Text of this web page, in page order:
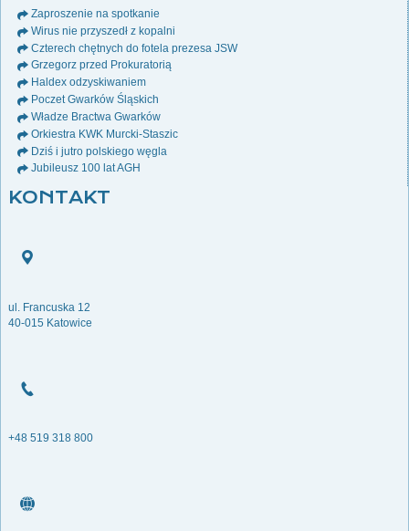
Zaproszenie na spotkanie
Wirus nie przyszedł z kopalni
Czterech chętnych do fotela prezesa JSW
Grzegorz przed Prokuratorią
Haldex odzyskiwaniem
Poczet Gwarków Śląskich
Władze Bractwa Gwarków
Orkiestra KWK Murcki-Staszic
Dziś i jutro polskiego węgla
Jubileusz 100 lat AGH
KONTAKT
ul. Francuska 12
40-015 Katowice
+48 519 318 800